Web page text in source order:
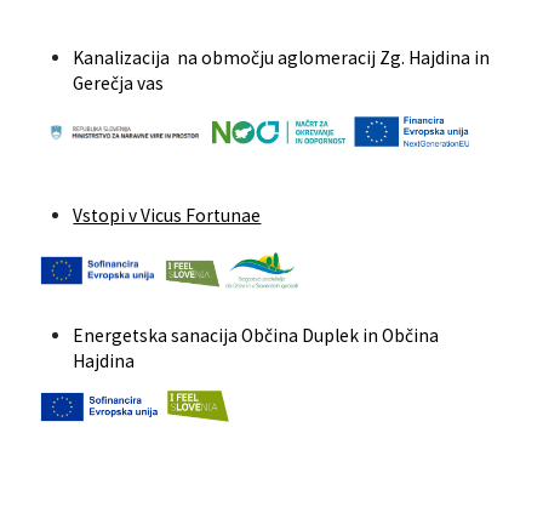
Kanalizacija na območju aglomeracij Zg. Hajdina in
Gerečja vas
Vstopi v Vicus Fortunae
Energetska sanacija Občina Duplek in Občina
Hajdina